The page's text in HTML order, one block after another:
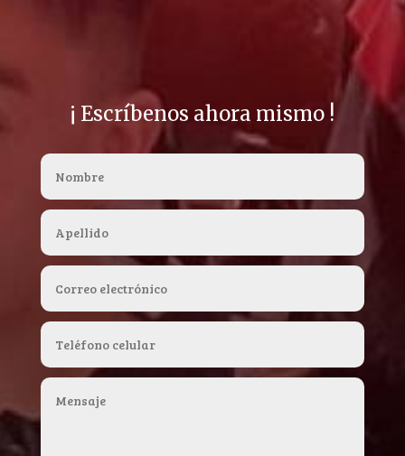
¡ Escríbenos ahora mismo !